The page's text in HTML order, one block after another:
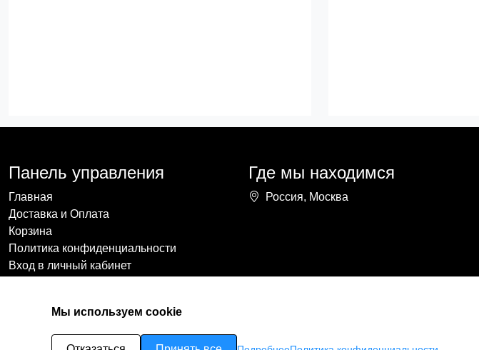
Панель управления
Главная
Доставка и Оплата
Корзина
Политика конфиденциальности
Вход в личный кабинет
Где мы находимся
Россия, Москва
Мы используем cookie